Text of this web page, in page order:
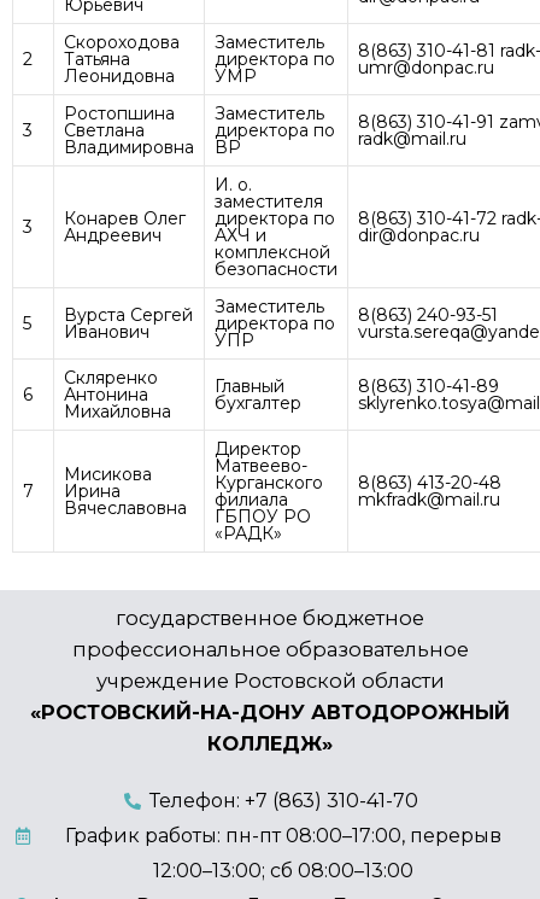
2
Скороходова
Татьяна
Леонидовна
Заместитель
директора по
УМР
8(863) 310-41-81 radk-
umr@donpac.ru
3
Ростопшина
Светлана
Владимировна
Заместитель
директора по
ВР
8(863) 310-41-91
radk@mail.ru
3 Конарев Олег
Андреевич
И. о.
заместителя
директора по
АХЧ и
комплексной
безопасности
8(863) 310-41-72
dir@donpac.ru
5 Вурста Сергей
Иванович
Заместитель
директора по
УПР
8(863) 240-93-51
6
Скляренко
Антонина
Михайловна
Главный
бухгалтер
8(863) 310-41-89
7
Мисикова
Ирина
Вячеславовна
Директор
Матвеево-
Курганского
филиала
ГБПОУ РО
«РАДК»
8(863) 413-20-48
mkfradk@mail.ru
государственное бюджетное
профессиональное образовательное
учреждение Ростовской области
«РОСТОВСКИЙ-НА-ДОНУ АВТОДОРОЖНЫЙ
КОЛЛЕДЖ»
Телефон: +7 (863) 310-41-70
График работы: пн-пт 08:00–17:00, перерыв
12:00–13:00; сб 08:00–13:00